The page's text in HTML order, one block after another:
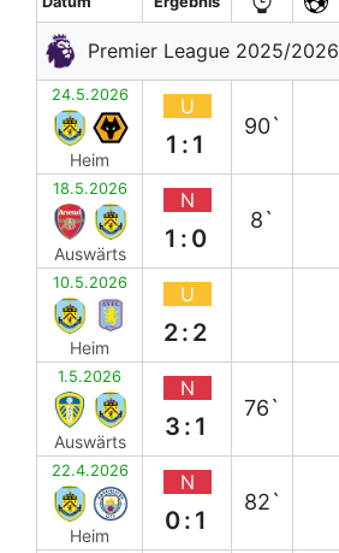
Premier League 2025/2026
24.5.2026
Heim
U
1:1
90`
18.5.2026
Auswärts
N
1:0
8`
10.5.2026
Heim
U
2:2
1.5.2026
Auswärts
N
3:1
76`
22.4.2026
Heim
N
0:1
82`